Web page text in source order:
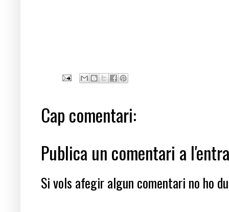
Cap comentari:
Publica un comentari a
Si vols afegir algun comentari no ho